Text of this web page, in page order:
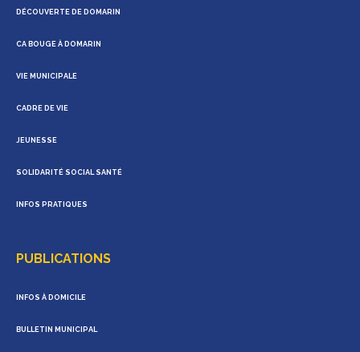
DÉCOUVERTE DE DOMARIN
CA BOUGE À DOMARIN
VIE MUNICIPALE
CADRE DE VIE
JEUNESSE
SOLIDARITÉ SOCIAL SANTÉ
INFOS PRATIQUES
PUBLICATIONS
INFOS À DOMICILE
BULLETIN MUNICIPAL